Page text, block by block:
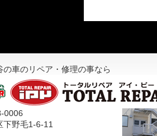
の車のリペア・修理の事なら
0006
下野毛1-6-11